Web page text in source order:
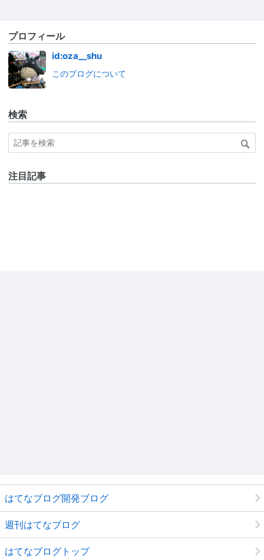
プロフィール
id:oza__shu
このブログについて
検索
注目記事
はてなブログ開発ブログ
週刊はてなブログ
はてなブログトップ